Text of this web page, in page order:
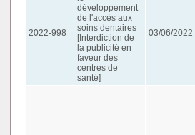
2022-998
développement
de l'accès aux
soins dentaires
[Interdiction de
la publicité en
faveur des
centres de
santé]
03/06/2022